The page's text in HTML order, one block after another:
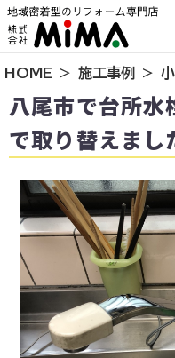
トップページ
選ばれる理由
施工事例
お客様の声
イベント情報
店舗＆モデルハウス紹
スタッフ紹介
リフォームの流れ
お知らせ
HOME 施工事例
八尾市で台所水
で取り替えまし